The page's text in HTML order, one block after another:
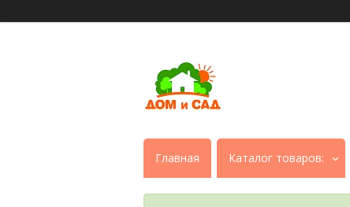
Главная Каталог товаров: